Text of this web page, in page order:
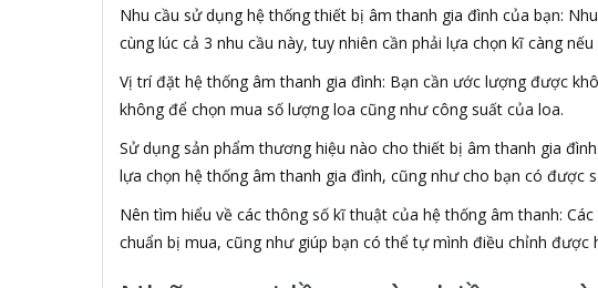
7Gift Shop
A 100+
A Clock
A & T
AAD
ABN
ACASIS
ACCESS
Accessorize
Acer
ACME MADE
Nhu cầu sử dụng hệ thống thiết bị âm thanh gia đình của bạn:
cùng lúc cả 3 nhu cầu này, tuy nhiên cần phải lựa chọn kĩ càng
Vị trí đặt hệ thống âm thanh gia đình: Bạn cần ước lượng được
không để chọn mua số lượng loa cũng như công suất của loa.
Sử dụng sản phẩm thương hiệu nào cho thiết bị âm thanh gia
lựa chọn hệ thống âm thanh gia đình, cũng như cho bạn có được
Nên tìm hiểu về các thông số kĩ thuật của hệ thống âm thanh:
chuẩn bị mua, cũng như giúp bạn có thể tự mình điều chỉnh được